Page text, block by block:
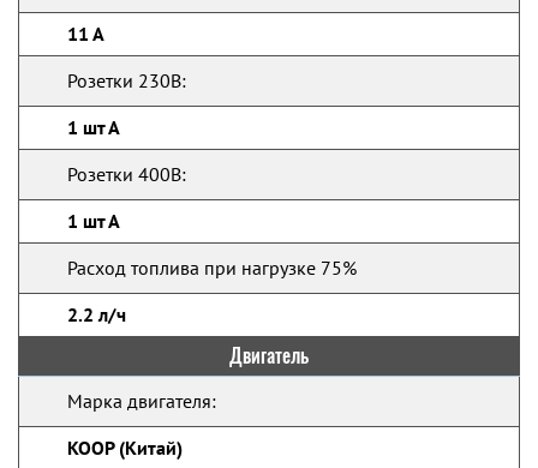
11 А
Розетки 230В:
1 шт А
Розетки 400В:
1 шт А
Расход топлива при нагрузке 75%
2.2 л/ч
Двигатель
Марка двигателя:
KOOP (Китай)